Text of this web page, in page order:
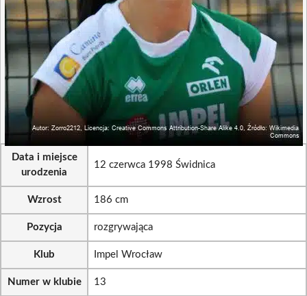
Data i miejsce
urodzenia
12 czerwca 1998 Świdnica
Wzrost 186 cm
Pozycja rozgrywająca
Klub Impel Wrocław
Numer w klubie 13